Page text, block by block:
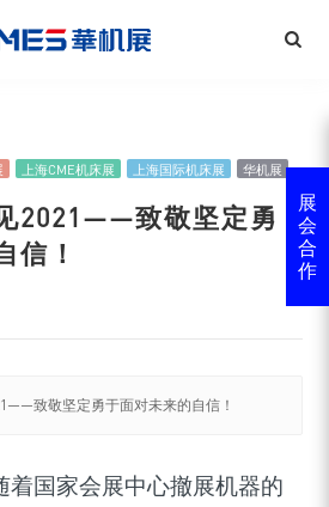
上海CME机床展 上海国际机床展 华机展
2021——致敬坚定勇
信！
致敬坚定勇于面对未来的自信！
着国家会展中心撤展机器的
展
会
合
作